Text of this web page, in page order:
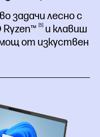
задачи лесно с
Ryzen™ 5
и клавиш
от изкуствен